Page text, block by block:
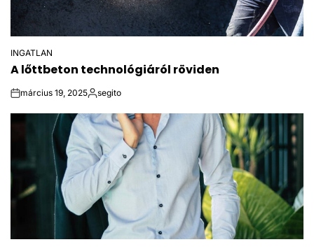
POSTED
IN
INGATLAN
A lőttbeton technológiáról röviden
onmárcius 19, 2025Posted
segito